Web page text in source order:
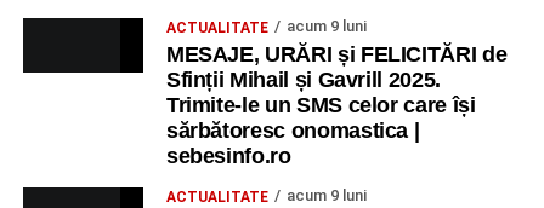
ACTUALITATE acum 9 luni
MESAJE, URĂRI și FELICITĂRI de
Sfinții Mihail și Gavrill 2025.
Trimite-le un SMS celor care își
sărbătoresc onomastica |
sebesinfo.ro
ACTUALITATE acum 9 luni